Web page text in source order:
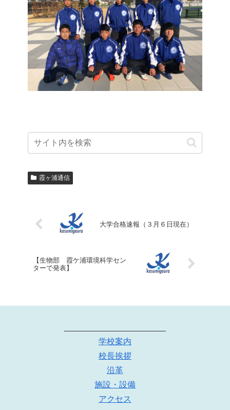
霞ヶ浦通信
大学合格速報（３月６日現在）
【生物部 霞ケ浦環境科学セン
ターで発表】
学校案内
校長挨拶
沿革
施設・設備
アクセス